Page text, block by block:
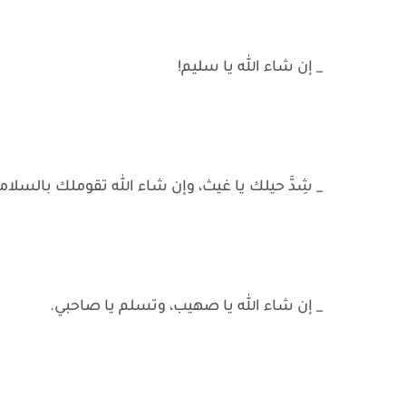
_ إن شاء الله يا سليم!
_ شِدَّ حيلك يا غيث، وإن شاء الله تقوملك
_ إن شاء الله يا صهيب، وتسلم يا صاحبي.